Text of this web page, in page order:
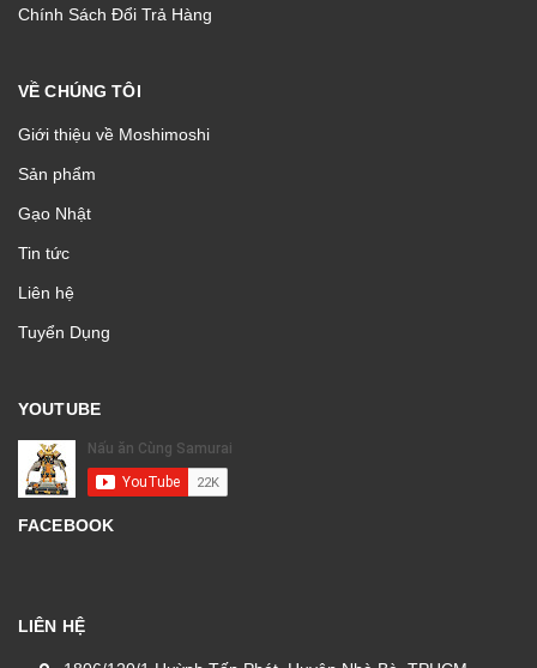
Chính Sách Đổi Trả Hàng
VỀ CHÚNG TÔI
Giới thiệu về Moshimoshi
Sản phẩm
Gạo Nhật
Tin tức
Liên hệ
Tuyển Dụng
YOUTUBE
FACEBOOK
LIÊN HỆ